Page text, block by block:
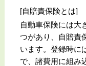
[自賠責保険とは]
自動車保険には大
つがあり、自賠責
います。登録時に
で、諸費用に組み